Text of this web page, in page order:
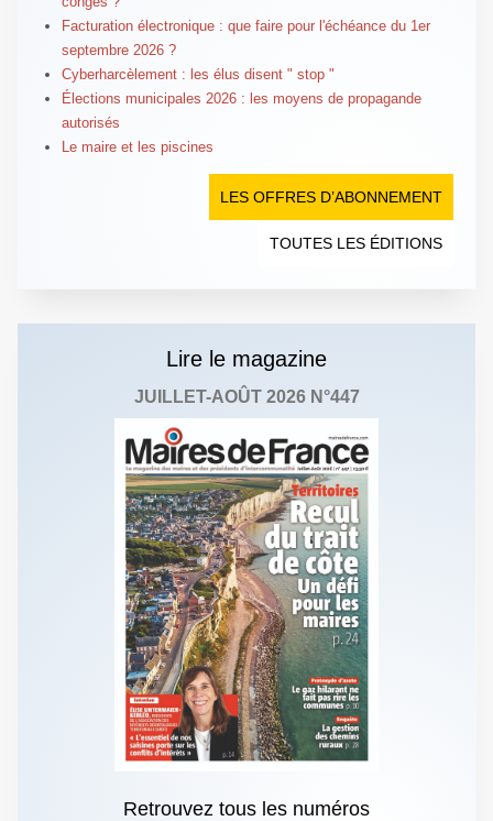
Facturation électronique : que faire pour l'échéance du 1er
septembre 2026 ?
Cyberharcèlement : les élus disent " stop "
Élections municipales 2026 : les moyens de propagande
autorisés
Le maire et les piscines
LES OFFRES D’ABONNEMENT
TOUTES LES ÉDITIONS
Lire le magazine
JUILLET-AOÛT 2026 N°447
Retrouvez tous les numéros